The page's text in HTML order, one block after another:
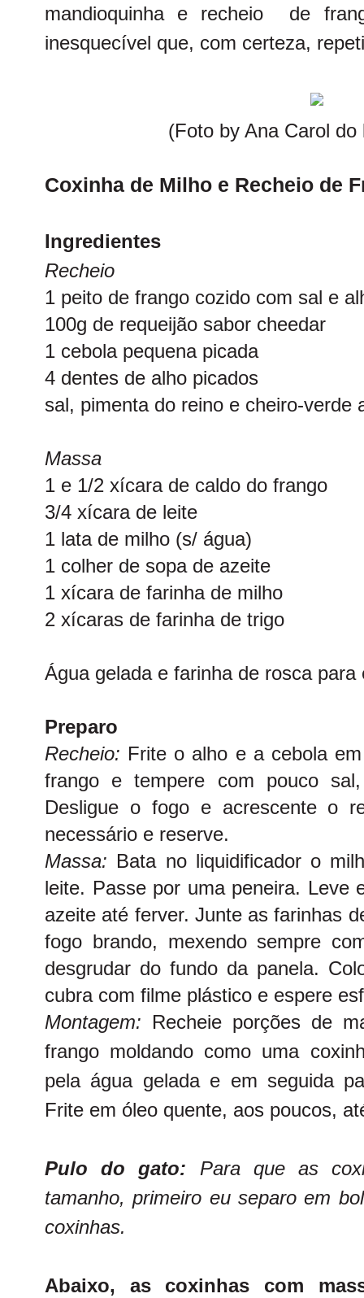
mandioquinha e recheio de
inesquecível que, com certeza,
(Foto by Ana Carol do
Coxinha de Milho e Recheio de
Ingredientes
Recheio
1 peito de frango cozido com sal e
100g de requeijão sabor cheedar
1 cebola pequena picada
4 dentes de alho picados
sal, pimenta do reino e cheiro-verde
Massa
1 e 1/2 xícara de caldo do frango
3/4 xícara de leite
1 lata de milho (s/ água)
1 colher de sopa de azeite
1 xícara de farinha de milho
2 xícaras de farinha de trigo
Água gelada e farinha de rosca para
Preparo
Recheio: Frite o alho e a cebola
frango e tempere com pouco
Desligue o fogo e acrescente o
necessário e reserve.
Massa: Bata no liquidificador o
leite. Passe por uma peneira. Leve
azeite até ferver. Junte as farinhas
fogo brando, mexendo sempre
desgrudar do fundo da panela.
cubra com filme plástico e espere
Montagem: Recheie porções de
frango moldando como uma
pela água gelada e em seguida
Frite em óleo quente, aos poucos,
Pulo do gato: Para que as
tamanho, primeiro eu separo em
coxinhas.
Abaixo, as coxinhas com